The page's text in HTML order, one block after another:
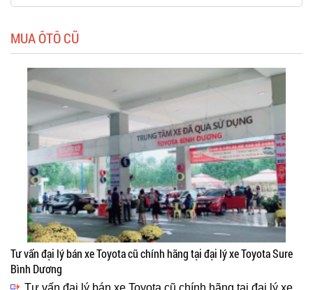
MUA ÔTÔ CŨ
Tư vấn đại lý bán xe Toyota cũ chính hãng tại đại lý xe Toyota Sure
Bình Dương
Tư vấn đại lý bán xe Toyota cũ chính hãng tại đại lý xe